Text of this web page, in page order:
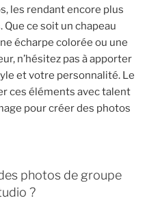
les rendant encore plus
ce soit un chapeau
écharpe colorée ou une
n’hésitez pas à apporter
et votre personnalité. Le
ces éléments avec talent
pour créer des photos
photos de groupe
?